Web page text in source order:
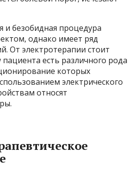
и безобидная процедура
однако имеет ряд
От электротерапии стоит
пациента есть различного рода
которых
электрического
относят